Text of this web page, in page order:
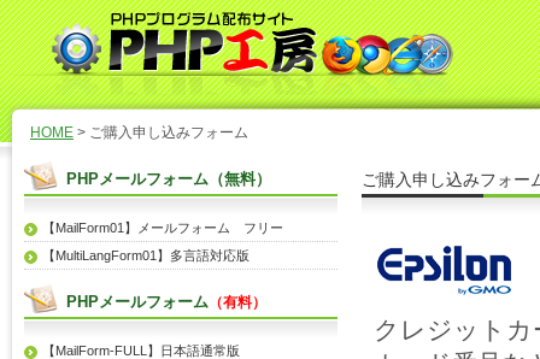
HOME > ご購入申し込みフォーム
ご購入申し込みフォー
クレジット
PHPメールフォーム（無料）
【MailForm01】メールフォーム フリー
【MultiLangForm01】多言語対応版
PHPメールフォーム （有料）
【MailForm-FULL】日本語通常版